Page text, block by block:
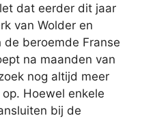
dat eerder dit jaar
van Wolder en
beroemde Franse
na maanden van
nog altijd meer
Hoewel enkele
bij de